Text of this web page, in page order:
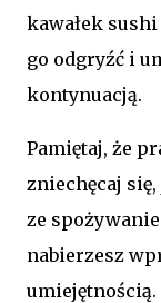
kawałek
go odgryźć i
kontynuacją.
Pamiętaj, że
zniechęcaj
ze
nabierzesz
umiejętnością.